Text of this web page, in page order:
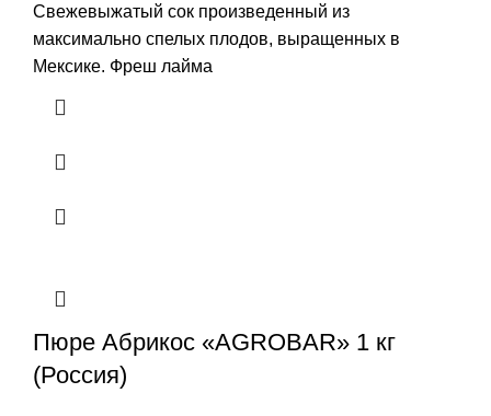
Свежевыжатый сок произведенный из
максимально спелых плодов, выращенных в
Мексике. Фреш лайма
Пюре Абрикос «AGROBAR» 1 кг
(Россия)